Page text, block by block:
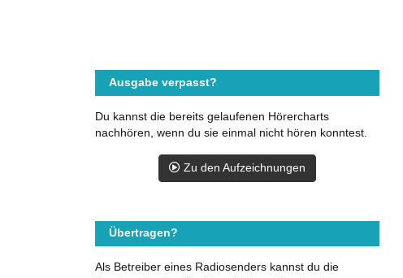
Ausgabe verpasst?
Du kannst die bereits gelaufenen Hörercharts
nachhören, wenn du sie einmal nicht hören konntest.
Zu den Aufzeichnungen
Übertragen?
Als Betreiber eines Radiosenders kannst du die